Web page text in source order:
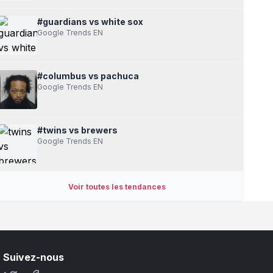
PRO
#guardians vs white sox
Google Trends EN
#columbus vs pachuca
Google Trends EN
#twins vs brewers
Google Trends EN
Voir toutes les tendances
Suivez-nous